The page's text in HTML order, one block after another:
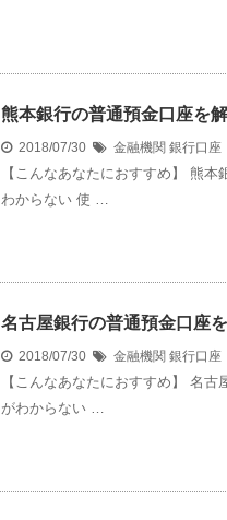
熊本銀行の普通預金口座を
2018/07/30 金融機関 銀行口座
【こんなあなたにおすすめ】 熊
わからない 使 …
名古屋銀行の普通預金口座
2018/07/30 金融機関 銀行口座
【こんなあなたにおすすめ】 名
がわからない …